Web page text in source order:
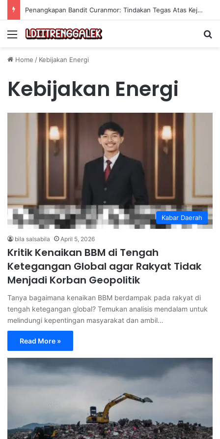
Penangkapan Bandit Curanmor: Tindakan Tegas Atas Kejahatan Sepeda Motor
Menu
Home / Kebijakan Energi
Kebijakan Energi
Kabar Daerah
bila salsabila April 5, 2026
Kritik Kenaikan BBM di Tengah
Ketegangan Global agar Rakyat Tidak
Menjadi Korban Geopolitik
Tanya bagaimana kenaikan BBM berdampak pada rakyat di
tengah ketegangan global? Temukan analisis mendalam untuk
melindungi kepentingan masyarakat dan ambil…
Read More »